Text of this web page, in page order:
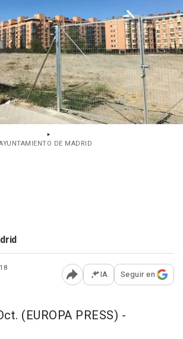
DE MADRID
Abrir opciones para
IA Seguir en
(EUROPA PRESS) -